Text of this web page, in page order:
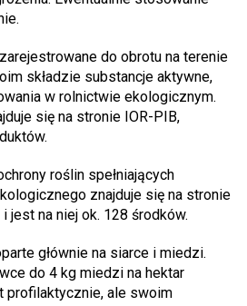
zarejestrowane do obrotu na terenie
składzie substancje aktywne,
w rolnictwie ekologicznym.
się na stronie IOR-PIB,
roślin spełniających
znajduje się na stronie
jest na niej ok. 128 środków.
głównie na siarce i miedzi.
do 4 kg miedzi na hektar
profilaktycznie, ale swoim